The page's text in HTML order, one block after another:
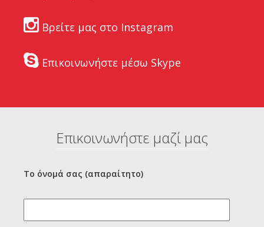
Βρείτε μας στο Instagram
Επικοινωνήστε μέσω Skype
Επικοινωνήστε μαζί μας
Το όνομά σας (απαραίτητο)